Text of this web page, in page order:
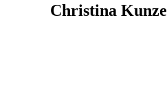
Christina Kunze